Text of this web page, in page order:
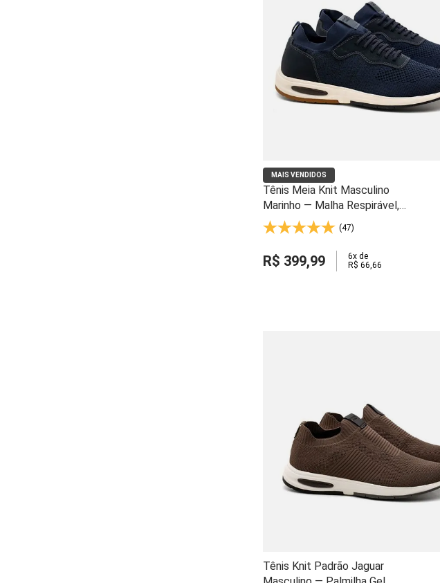
MAIS VENDIDOS
Tênis Meia Knit Masculino
Marinho — Malha Respirável,
Palmilha Anatômica e Solado Gel
- 59425
(47)
R$ 399,99 6x de
R$ 66,66
Tênis Knit Padrão Jaguar